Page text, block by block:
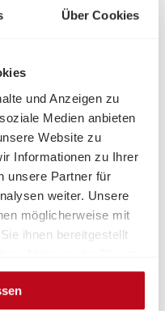
Über Cookies
und Anzeigen zu
Medien anbieten
Website zu
Informationen zu Ihrer
unsere Partner für
weiter. Unsere
möglicherweise mit
ihnen bereitgestellt
in Folge einer
Heilung, Linderung
bezeichnet,
Wärme und
durchgeführt
mit dem Ziel,
zu erhalten und zu
Ganz allgemein ist
Spazierengehen oder